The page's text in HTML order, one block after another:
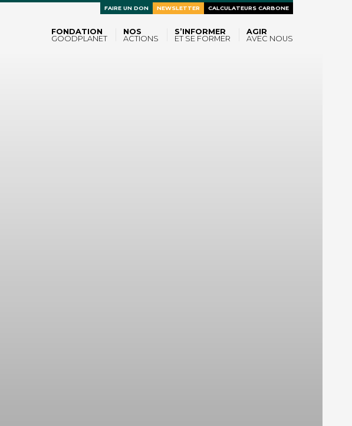
FONDATION
GOODPLANET
NOS
ACTIONS
S’INFORMER
ET SE FORMER
AGIR
AVEC NOUS
FAIRE UN DON NEWSLETTER CALCULATEURS CARBONE